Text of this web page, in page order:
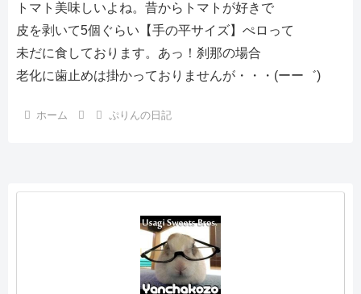
トマト美味しいよね。昔からトマトが好きで
皮を剥いて5個ぐらい【手の平サイズ】ぺロって
未だに食しております。あっ！刹那の場合
老化に歯止めは掛かっておりませんが・・・(ーー゛)
ホーム ぷりんの日記